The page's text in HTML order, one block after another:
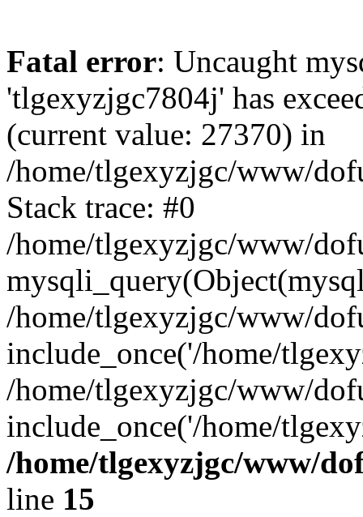
Fatal error: Uncaught
'tlgexyzjgc7804j' has
(current value: 27370) in
/home/tlgexyzjgc/www/
Stack trace: #0
/home/tlgexyzjgc/www/
/home/tlgexyzjgc/www/
include_once('/home/
/home/tlgexyzjgc/www/
include_once('/home/
/home/tlgexyzjgc/www/
line 15